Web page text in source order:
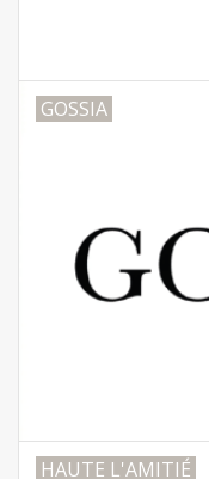
GOSSIA
HAUTE L'AMITIÉ